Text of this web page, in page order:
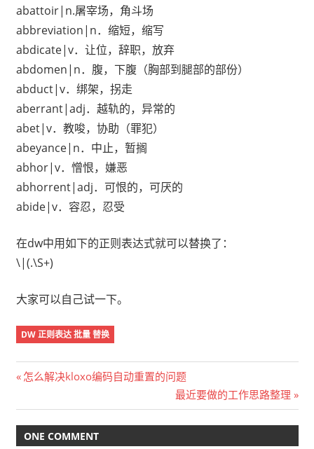
abattoir|n.屠宰场，角斗场
abbreviation|n．缩短，缩写
abdicate|v．让位，辞职，放弃
abdomen|n．腹，下腹（胸部到腿部的部份）
abduct|v．绑架，拐走
aberrant|adj．越轨的，异常的
abet|v．教唆，协助（罪犯）
abeyance|n．中止，暂搁
abhor|v．憎恨，嫌恶
abhorrent|adj．可恨的，可厌的
abide|v．容忍，忍受
在dw中用如下的正则表达式就可以替换了：
\|(.\S+)
大家可以自己试一下。
DW 正则表达 批量 替换
文
章
导
Previous
怎么解决kloxo编码自动重置的问题
Next
Post:
最近要做的工作思路整理
ONE COMMENT